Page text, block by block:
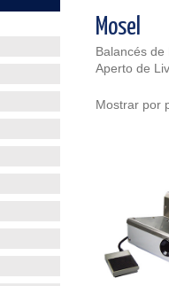
Mosel
Balancés
Aperto de
Mostrar por